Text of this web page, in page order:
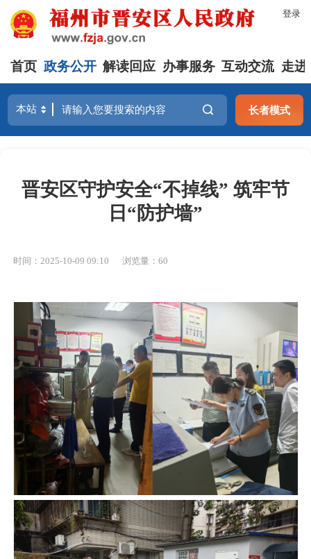
登录
首页 政务公开 解读回应 办事服务 互动交流 走进
长者模式
晋安区守护安全“不掉线” 筑牢节
日“防护墙”
时间：2025-10-09 09:10 浏览量：60